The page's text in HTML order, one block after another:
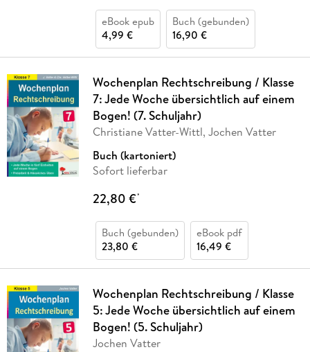
eBook epub
4,99 €
Buch (gebunden)
16,90 €
Wochenplan Rechtschreibung / Klasse
7: Jede Woche übersichtlich auf einem
Bogen! (7. Schuljahr)
Christiane Vatter-Wittl, Jochen Vatter
Buch (kartoniert)
Sofort lieferbar
22,80 €*
Buch (gebunden)
23,80 €
eBook pdf
16,49 €
Wochenplan Rechtschreibung / Klasse
5: Jede Woche übersichtlich auf einem
Bogen! (5. Schuljahr)
Jochen Vatter